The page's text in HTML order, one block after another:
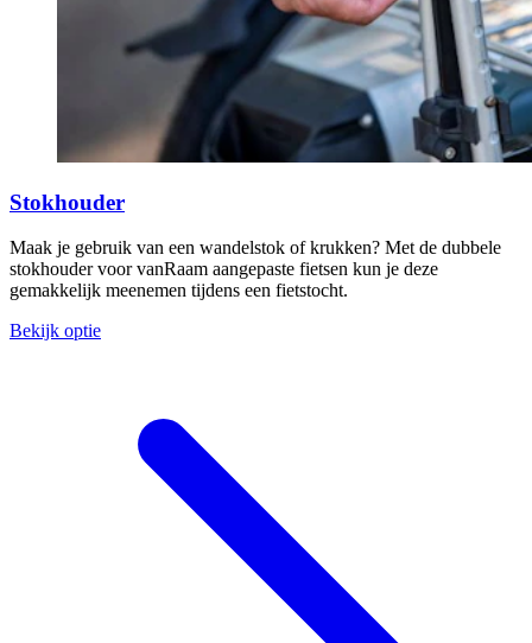
Stokhouder
Maak je gebruik van een wandelstok of krukken? Met de dubbele
stokhouder voor vanRaam aangepaste fietsen kun je deze
gemakkelijk meenemen tijdens een fietstocht.
Bekijk optie